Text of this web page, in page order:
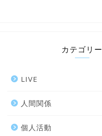
カテゴリー
LIVE
人間関係
個人活動